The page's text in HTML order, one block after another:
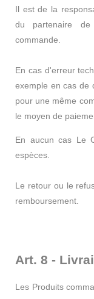
Il est de la
du partenaire
commande.
En cas d'erreur
exemple en cas de
pour une même
le moyen de
En aucun cas Le
espèces.
Le retour ou le
remboursement.
Art. 8 -
Les Produits